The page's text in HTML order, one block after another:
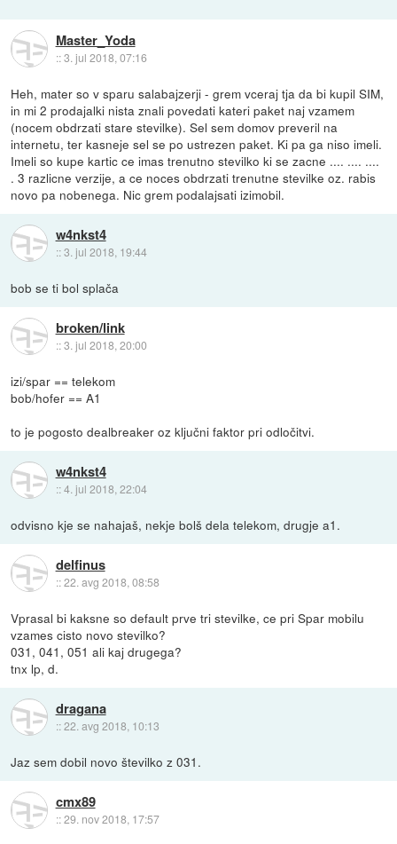
Master_Yoda
::3. jul 2018, 07:16
Heh, mater so v sparu salabajzerji - grem vceraj tja da bi kupil SIM,
in mi 2 prodajalki nista znali povedati kateri paket naj vzamem
(nocem obdrzati stare stevilke). Sel sem domov preveril na
internetu, ter kasneje sel se po ustrezen paket. Ki pa ga niso imeli.
Imeli so kupe kartic ce imas trenutno stevilko ki se zacne .... .... ....
. 3 razlicne verzije, a ce noces obdrzati trenutne stevilke oz. rabis
novo pa nobenega. Nic grem podalajsati izimobil.
w4nkst4
::3. jul 2018, 19:44
bob se ti bol splača
broken/link
::3. jul 2018, 20:00
izi/spar == telekom
bob/hofer == A1
to je pogosto dealbreaker oz ključni faktor pri odločitvi.
w4nkst4
::4. jul 2018, 22:04
odvisno kje se nahajaš, nekje bolš dela telekom, drugje a1.
delfinus
::22. avg 2018, 08:58
Vprasal bi kaksne so default prve tri stevilke, ce pri Spar mobilu
vzames cisto novo stevilko?
031, 041, 051 ali kaj drugega?
tnx lp, d.
dragana
::22. avg 2018, 10:13
Jaz sem dobil novo številko z 031.
cmx89
::29. nov 2018, 17:57